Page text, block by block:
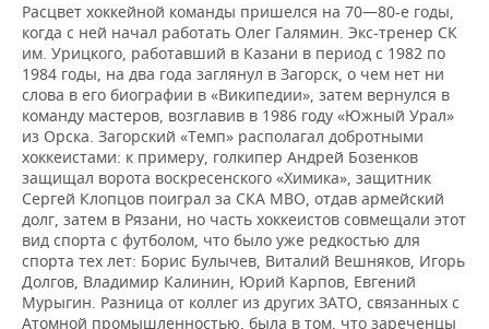
Расцвет хоккейной команды пришелся на 70—80-е годы,
когда с ней начал работать Олег Галямин. Экс-тренер СК
им. Урицкого, работавший в Казани в период с 1982 по
1984 годы, на два года заглянул в Загорск, о чем нет ни
слова в его биографии в «Википедии», затем вернулся в
команду мастеров, возглавив в 1986 году «Южный Урал»
из Орска. Загорский «Темп» располагал добротными
хоккеистами: к примеру, голкипер Андрей Бозенков
защищал ворота воскресенского «Химика», защитник
Сергей Клопцов поиграл за СКА МВО, отдав армейский
долг, затем в Рязани, но часть хоккеистов совмещали этот
вид спорта с футболом, что было уже редкостью для
спорта тех лет: Борис Булычев, Виталий Вешняков, Игорь
Долгов, Владимир Калинин, Юрий Карпов, Евгений
Мурыгин. Разница от коллег из других ЗАТО, связанных с
Атомной промышленностью, была в том, что зареченцы